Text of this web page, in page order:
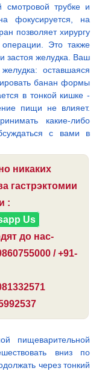
смотровой трубке и
фокусируется, на
позволяет хирургу
Это также
застоя желудка. Ваш
оставшаяся
банан формы
в тонкой кишке -
пищи не влияет.
какие-либо
с вами в
никаких
гастрэктомии
:
Us
до нас-
/ +91-
пищеварительной
вниз по
через тонкий